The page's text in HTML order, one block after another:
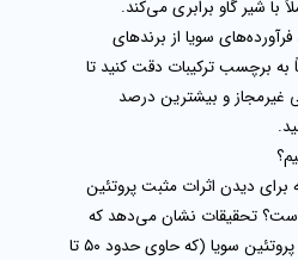
با شیر گاو برابری می‌کند.
سویا از برندهای
به برچسب ترکیبات دقت کنید تا
غیرمجاز و بیشترین درصد
برای دیدن اثرات مثبتپروتئین
است؟ تحقیقات نشان می‌دهد که
(که حاوی حدود ۵۰ تا